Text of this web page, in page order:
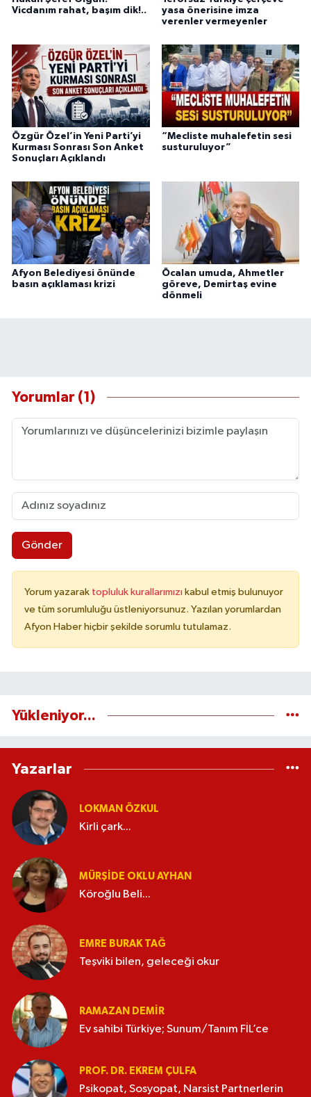
Vicdanım rahat, başım dik!..
yasa önerisine imza
verenler vermeyenler
Özgür Özel’in Yeni Parti’yi
Kurması Sonrası Son Anket
Sonuçları Açıklandı
“Mecliste muhalefetin sesi
susturuluyor”
Afyon Belediyesi önünde
basın açıklaması krizi
Öcalan umuda, Ahmetler
göreve, Demirtaş evine
dönmeli
Yorumlar (1)
Gönder
Yorum yazarak topluluk kurallarımızı kabul etmiş bulunuyor
ve tüm sorumluluğu üstleniyorsunuz. Yazılan yorumlardan
Afyon Haber hiçbir şekilde sorumlu tutulamaz.
Yükleniyor...
Yazarlar
LOKMAN ÖZKUL
Kirli çark...
MÜRŞIDE OKLU AYHAN
Köroğlu Beli...
EMRE BURAK TAĞ
Teşviki bilen, geleceği okur
RAMAZAN DEMİR
Ev sahibi Türkiye; Sunum/Tanım FİL’ce
PROF. DR. EKREM ÇULFA
Psikopat, Sosyopat, Narsist Partnerlerin